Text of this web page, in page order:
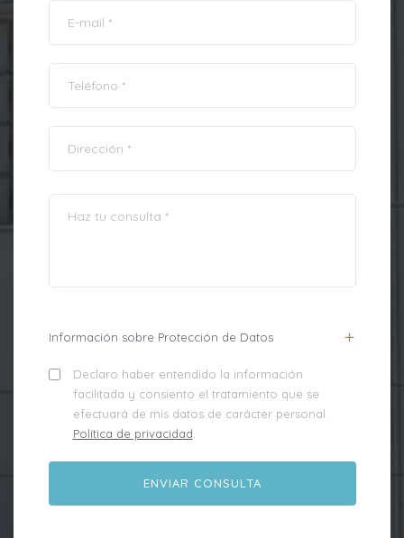
Información sobre Protección de Datos
Declaro haber entendido la información
facilitada y consiento el tratamiento que se
efectuará de mis datos de carácter personal.
Política de privacidad.